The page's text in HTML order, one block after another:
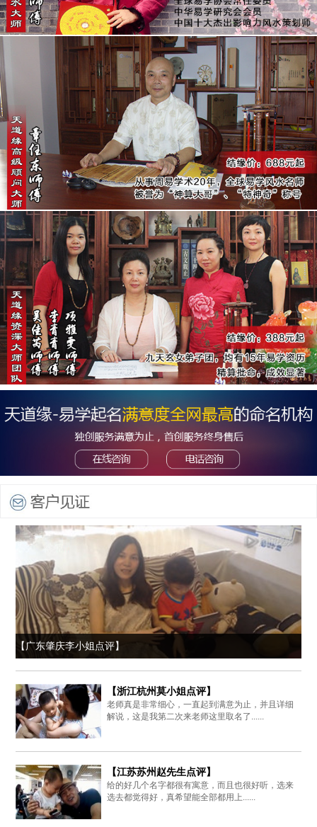
【广东肇庆李小姐点评】
【浙江杭州莫小姐点评】
老师真是非常细心，一直起到满意为止，并且详细
解说，这是我第二次来老师这里取名了......
【江苏苏州赵先生点评】
给的好几个名字都很有寓意，而且也很好听，选来
选去都觉得好，真希望能全部都用上......